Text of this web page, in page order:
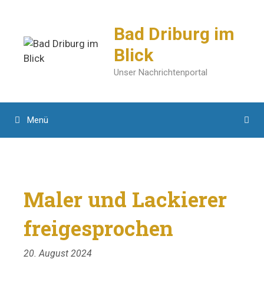
springen
Bad Driburg im
Blick
Unser Nachrichtenportal
Menü
Maler und Lackierer
freigesprochen
20. August 2024